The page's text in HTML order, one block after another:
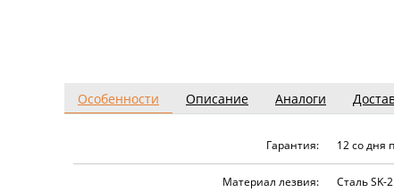
Особенности Описание Аналоги
Гарантия: 12 со дня
Материал лезвия: Сталь SK-2